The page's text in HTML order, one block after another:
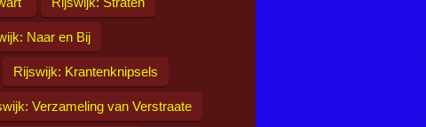
Naar en Bij
Rijswijk: Krantenknipsels
Verzameling van Verstraate